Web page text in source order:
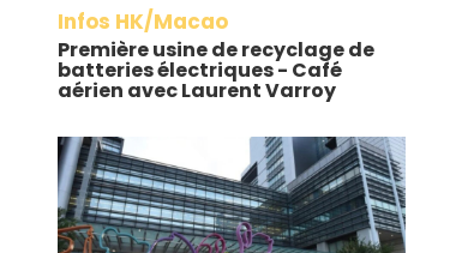
Infos HK/Macao
Première usine de recyclage de
batteries électriques - Café
aérien avec Laurent Varroy